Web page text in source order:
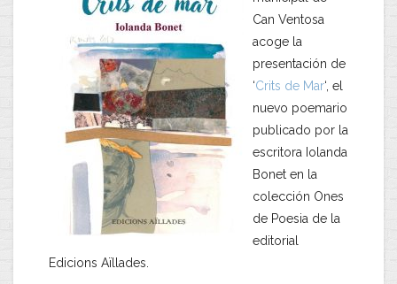
Can Ventosa
acoge la
presentación de
‘Crits de Mar‘, el
nuevo poemario
publicado por la
escritora Iolanda
Bonet en la
colección Ones
de Poesia de la
editorial
Edicions Aïllades.